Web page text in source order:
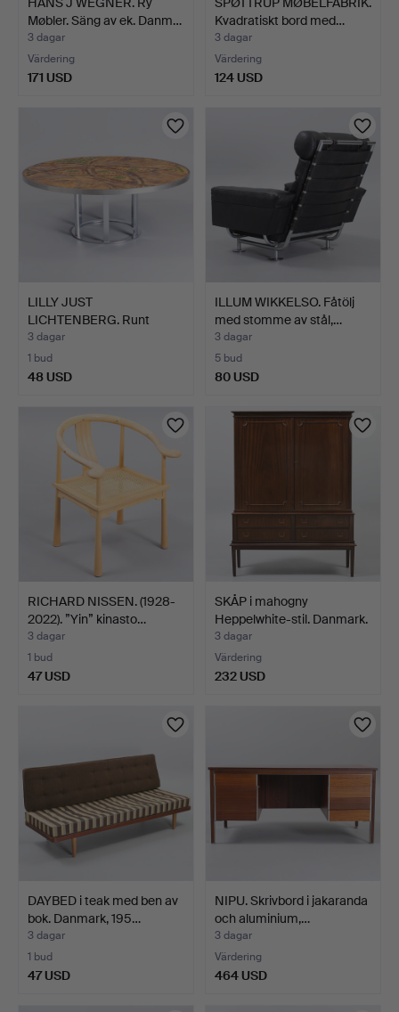
Møbler. Säng av ek. Danm…
3 dagar
Värdering
171 USD
Kvadratiskt bord med…
3 dagar
Värdering
124 USD
LILLY JUST
LICHTENBERG. Runt
soffbord. Til…
3 dagar
1 bud
48 USD
ILLUM WIKKELSO. Fåtölj
med stomme av stål,…
3 dagar
5 bud
80 USD
RICHARD NISSEN. (1928-
2022). ”Yin” kinasto…
3 dagar
1 bud
47 USD
SKÅP i mahogny
Heppelwhite-stil. Danmark.
3 dagar
Värdering
232 USD
DAYBED i teak med ben av
bok. Danmark, 195…
3 dagar
1 bud
47 USD
NIPU. Skrivbord i jakaranda
och aluminium,…
3 dagar
Värdering
464 USD